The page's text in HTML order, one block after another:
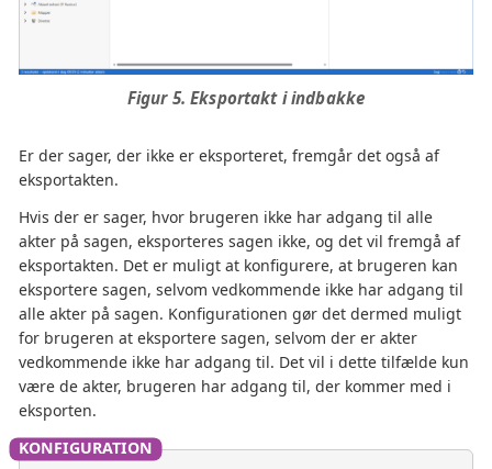
Figur 5. Eksportakt i indbakke
Er der sager, der ikke er eksporteret, fremgår det også af
eksportakten.
Hvis der er sager, hvor brugeren ikke har adgang til alle
akter på sagen, eksporteres sagen ikke, og det vil fremgå af
eksportakten. Det er muligt at konfigurere, at brugeren kan
eksportere sagen, selvom vedkommende ikke har adgang til
alle akter på sagen. Konfigurationen gør det dermed muligt
for brugeren at eksportere sagen, selvom der er akter
vedkommende ikke har adgang til. Det vil i dette tilfælde kun
være de akter, brugeren har adgang til, der kommer med i
eksporten.